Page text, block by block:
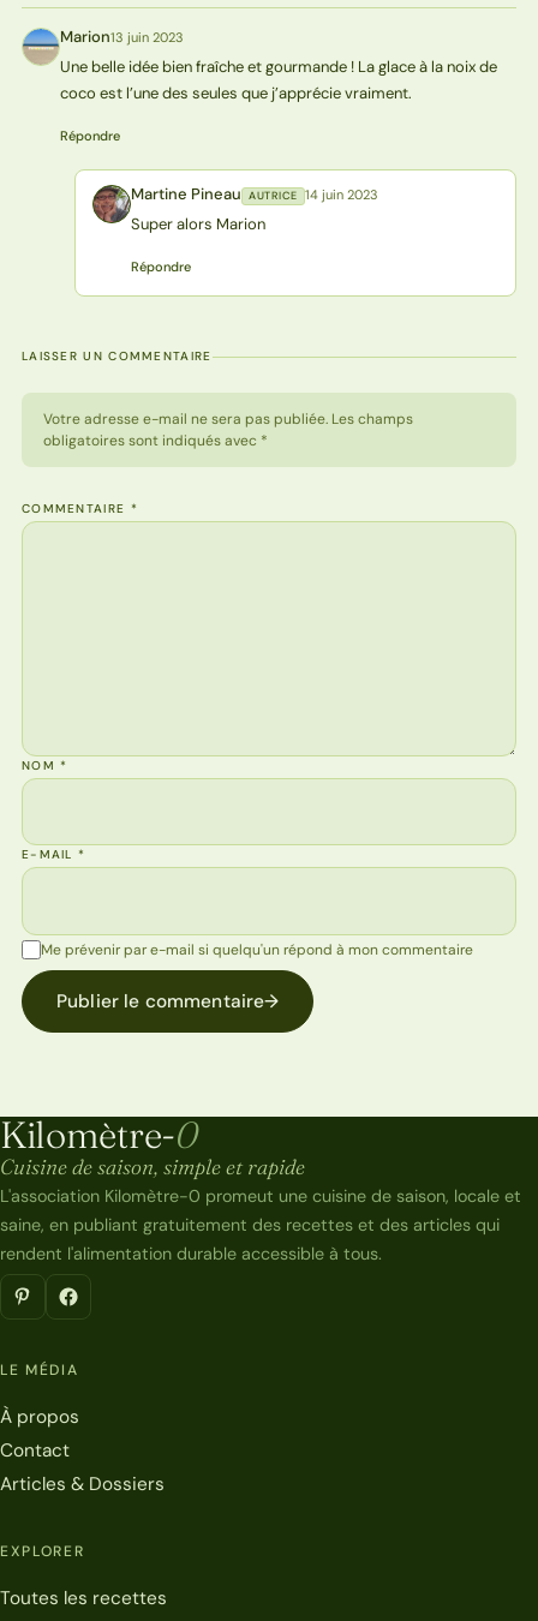
M Marion13 juin 2023
Une belle idée bien fraîche et gourmande ! La glace à la noix de
coco est l’une des seules que j’apprécie vraiment.
Répondre
MP Martine Pineau AUTRICE 14 juin 2023
Super alors Marion
Répondre
LAISSER UN COMMENTAIRE
Votre adresse e-mail ne sera pas publiée. Les champs
obligatoires sont indiqués avec *
COMMENTAIRE *
NOM*
E-MAIL*
Me prévenir par e-mail si quelqu'un répond à mon commentaire
Publier le commentaire→
Kilomètre-0
Kilomètre-0
Cuisine de saison, simple et rapide
L'association Kilomètre-0 promeut une cuisine de saison, locale et
saine, en publiant gratuitement des recettes et des articles qui
rendent l'alimentation durable accessible à tous.
LE MÉDIA
À propos
Contact
Articles & Dossiers
EXPLORER
Toutes les recettes